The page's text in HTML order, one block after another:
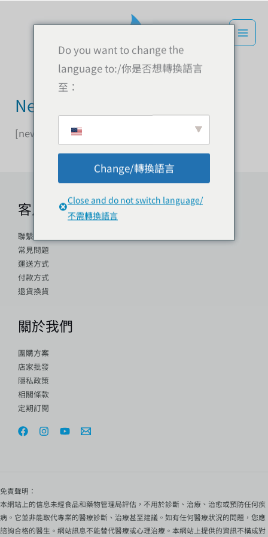
Newsletter
[newsletter]
客戶服務
聯繫我們
常見問題
運送方式
付款方式
退貨換貨
關於我們
團購方案
店家批發
隱私政策
相關條款
定期訂閱
免責聲明：
本網站上的信息未經食品和藥物管理局評估，不用於診斷、治療、治愈或預防任何疾
病。它並非能取代專業的醫療診斷、治療甚至建議。如有任何醫療狀況的問題，您應
諮詢合格的醫生。網站訊息不能替代醫療或心理治療。本網站上提供的資訊不構成對
Do you want to change the
language to:/你是否想轉換語言
至：
Change/轉換語言
Close and do not switch language/
不需轉換語言